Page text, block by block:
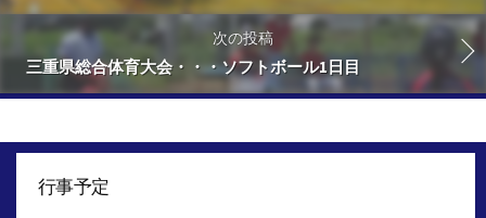
次の投稿
三重県総合体育大会・・・ソフトボール1日目
行事予定